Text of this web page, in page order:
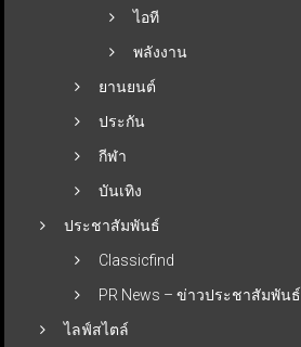
ไอที
พลังงาน
ยานยนต์
ประกัน
กีฬา
บันเทิง
ประชาสัมพันธ์
Classicfind
PR News – ข่าวประชาสัมพันธ์
ไลฟ์สไตล์